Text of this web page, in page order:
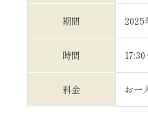
期間 2025
時間
料金 お一